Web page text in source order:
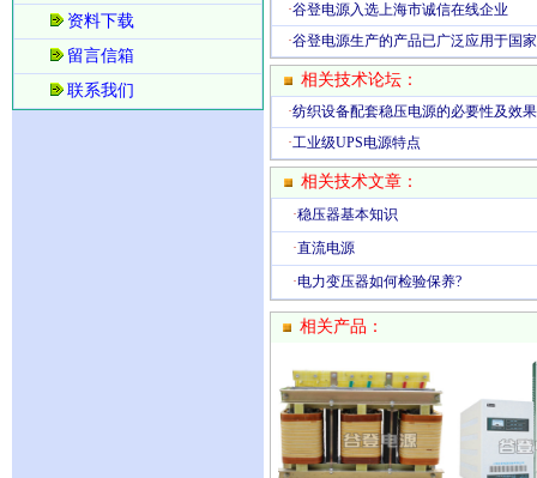
资料下载
留言信箱
联系我们
·谷登电源入选上海市诚信在线企业
·谷登电源生产的产品已广泛应用于国
相关技术论坛：
·纺织设备配套稳压电源的必要性及效果
·工业级UPS电源特点
相关技术文章：
·稳压器基本知识
·直流电源
·电力变压器如何检验保养?
相关产品：